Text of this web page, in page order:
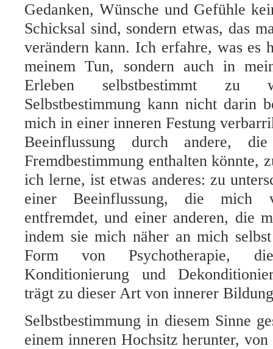
Gedanken, Wünsche und Gefühle
Schicksal sind, sondern etwas, das
verändern kann. Ich erfahre, was es
meinem Tun, sondern auch in
Erleben selbstbestimmt zu
Selbstbestimmung kann nicht darin
mich in einer inneren Festung
Beeinflussung durch andere,
Fremdbestimmung enthalten könnte,
ich lerne, ist etwas anderes: zu
einer Beeinflussung, die mich
entfremdet, und einer anderen, die
indem sie mich näher an mich
Form von Psychotherapie,
Konditionierung und
trägt zu dieser Art von innerer
Selbstbestimmung in diesem Sinne
einem inneren Hochsitz herunter,